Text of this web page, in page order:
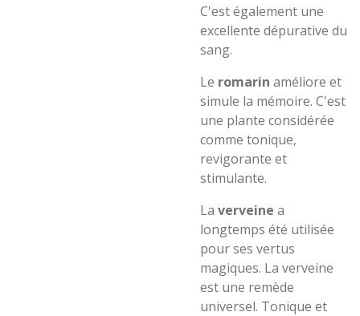
C'est également une
excellente dépurative du
sang.
Le romarin améliore et
simule la mémoire. C'est
une plante considérée
comme tonique,
revigorante et
stimulante.
La verveine a
longtemps été utilisée
pour ses vertus
magiques. La verveine
est une remède
universel. Tonique et